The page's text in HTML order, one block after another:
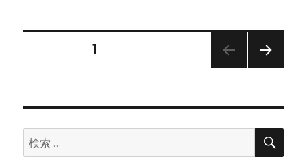
発
表
っ
て
も、
自
の
ペ
固定ページ1
検
索:
検